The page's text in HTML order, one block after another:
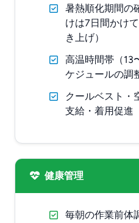
暑熱順化期間の
けは7日間かけ
き上げ）
高温時間帯（13
ケジュールの調
クールベスト・
支給・着用促進
健康管理
毎朝の作業前体